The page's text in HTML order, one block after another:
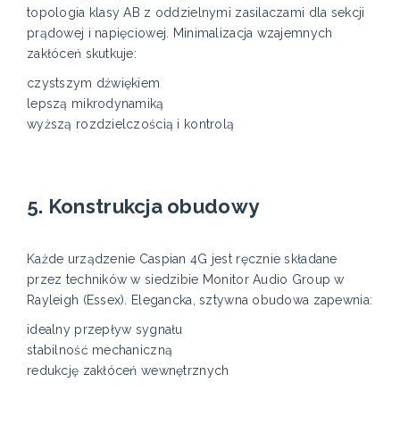
topologia klasy AB z oddzielnymi zasilaczami dla sekcji
prądowej i napięciowej. Minimalizacja wzajemnych
zakłóceń skutkuje:
czystszym dźwiękiem
lepszą mikrodynamiką
wyższą rozdzielczością i kontrolą
5. Konstrukcja obudowy
Każde urządzenie Caspian 4G jest ręcznie składane
przez techników w siedzibie Monitor Audio Group w
Rayleigh (Essex). Elegancka, sztywna obudowa zapewnia:
idealny przepływ sygnału
stabilność mechaniczną
redukcję zakłóceń wewnętrznych